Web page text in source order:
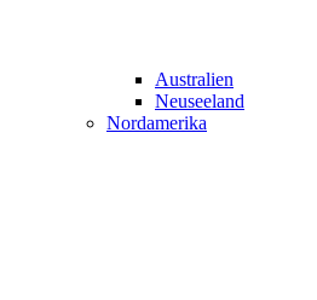
Australien
Neuseeland
Nordamerika